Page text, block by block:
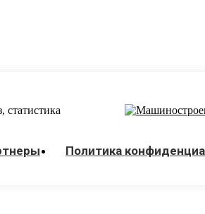
Политика